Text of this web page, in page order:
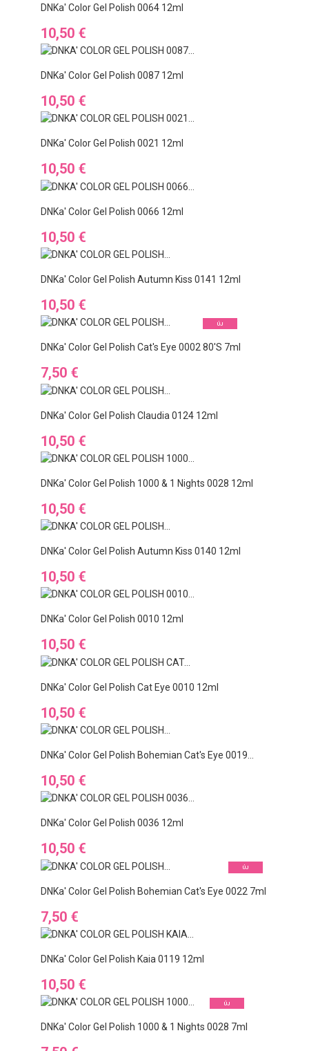
DNKa' Color Gel Polish 0064 12ml
Ár
10,50 €
DNKa' Color Gel Polish 0087 12ml
Ár
10,50 €
DNKa' Color Gel Polish 0021 12ml
Ár
10,50 €
DNKa' Color Gel Polish 0066 12ml
Ár
10,50 €
DNKa' Color Gel Polish Autumn Kiss 0141 12ml
Ár
10,50 €
ÚJ
DNKa' Color Gel Polish Cat's Eye 0002 80's 7ml
Ár
7,50 €
DNKa' Color Gel Polish Claudia 0124 12ml
Ár
10,50 €
DNKa' Color Gel Polish 1000 & 1 Nights 0028 12ml
Ár
10,50 €
DNKa' Color Gel Polish Autumn Kiss 0140 12ml
Ár
10,50 €
DNKa' Color Gel Polish 0010 12ml
Ár
10,50 €
DNKa' Color Gel Polish Cat Eye 0010 12ml
Ár
10,50 €
DNKa' Color Gel Polish Bohemian Cat's Eye 0019...
Ár
10,50 €
DNKa' Color Gel Polish 0036 12ml
Ár
10,50 €
ÚJ
DNKa' Color Gel Polish Bohemian Cat's Eye 0022 7ml
Ár
7,50 €
DNKa' Color Gel Polish Kaia 0119 12ml
Ár
10,50 €
ÚJ
DNKa' Color Gel Polish 1000 & 1 Nights 0028 7ml